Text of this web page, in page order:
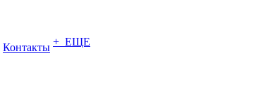
Контакты + ЕЩЕ